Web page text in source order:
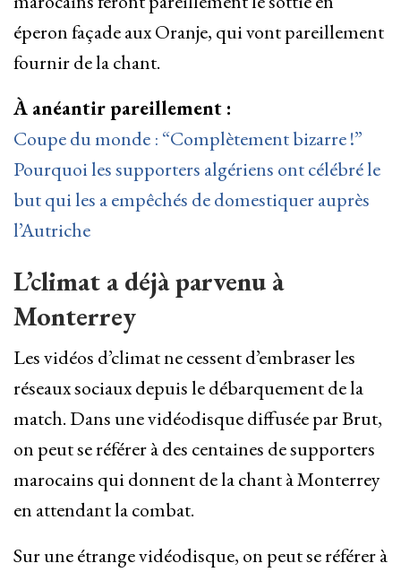
éperon façade aux Oranje, qui vont pareillement
fournir de la chant.
À anéantir pareillement :
Coupe du monde : “Complètement bizarre !”
Pourquoi les supporters algériens ont célébré le
but qui les a empêchés de domestiquer auprès
l’Autriche
L’climat a déjà parvenu à
Monterrey
Les vidéos d’climat ne cessent d’embraser les
réseaux sociaux depuis le débarquement de la
match. Dans une vidéodisque diffusée par Brut,
on peut se référer à des centaines de supporters
marocains qui donnent de la chant à Monterrey
en attendant la combat.
Sur une étrange vidéodisque, on peut se référer à